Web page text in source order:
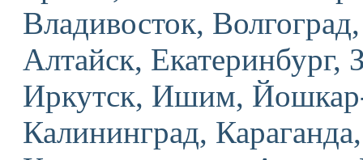
Владивосток,
Алтайск, Екатеринбург,
Иркутск, Ишим,
Калининград,